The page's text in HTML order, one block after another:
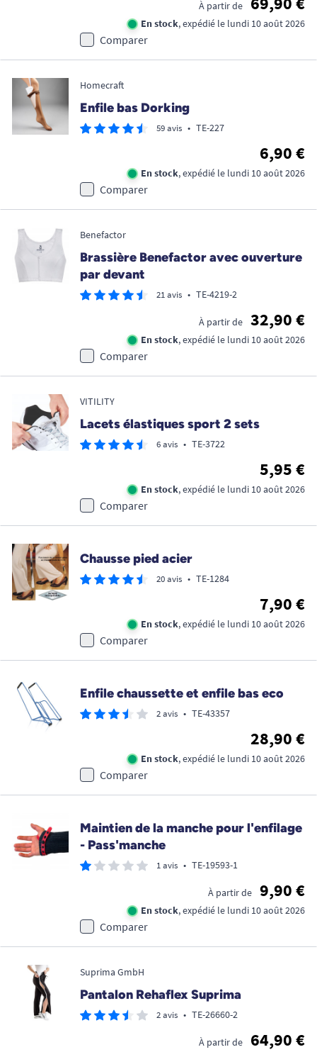
À partir de
En stock, expédié le lundi 10 août 2026
Comparer
Homecraft
Enfile bas Dorking
59 avis • TE-227
6,90 €
En stock, expédié le lundi 10 août 2026
Comparer
Benefactor
Brassière Benefactor avec ouverture
par devant
21 avis • TE-4219-2
À partir de 32,90 €
En stock, expédié le lundi 10 août 2026
Comparer
VITILITY
Lacets élastiques sport 2 sets
6 avis • TE-3722
5,95 €
En stock, expédié le lundi 10 août 2026
Comparer
Chausse pied acier
20 avis • TE-1284
7,90 €
En stock, expédié le lundi 10 août 2026
Comparer
Enfile chaussette et enfile bas eco
2 avis • TE-43357
28,90 €
En stock, expédié le lundi 10 août 2026
Comparer
Maintien de la manche pour l'enfilage
- Pass'manche
1 avis • TE-19593-1
À partir de 9,90 €
En stock, expédié le lundi 10 août 2026
Comparer
Suprima GmbH
Pantalon Rehaflex Suprima
2 avis • TE-26660-2
À partir de 64,90 €